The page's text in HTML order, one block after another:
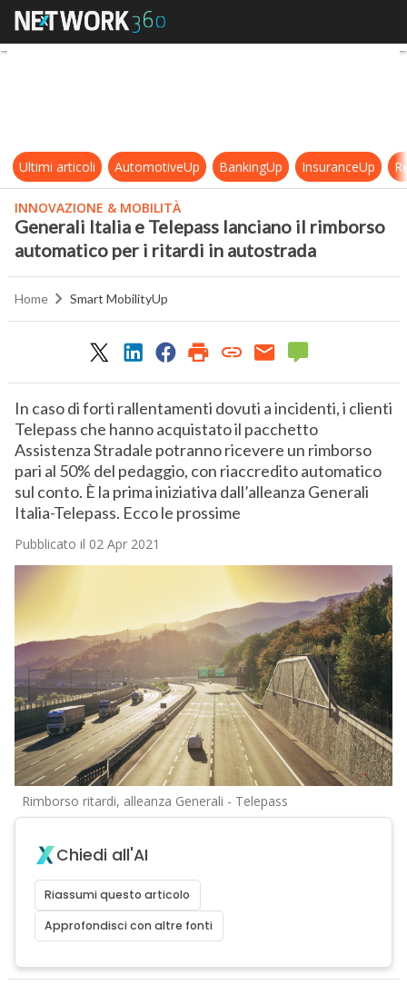
Generali Italia e Telepass
Ultimi articoli AutomotiveUp BankingUp InsuranceUp
INNOVAZIONE & MOBILITÀ
Generali Italia e Telepass lanciano il rimborso
automatico per i ritardi in autostrada
Home Smart MobilityUp
In caso di forti rallentamenti dovuti a incidenti, i clienti
Telepass che hanno acquistato il pacchetto
Assistenza Stradale potranno ricevere un rimborso
pari al 50% del pedaggio, con riaccredito automatico
sul conto. È la prima iniziativa dall’alleanza Generali
Italia-Telepass. Ecco le prossime
Pubblicato il 02 Apr 2021
Rimborso ritardi, alleanza Generali - Telepass
Chiedi all'AI
Riassumi questo articolo
Approfondisci con altre fonti